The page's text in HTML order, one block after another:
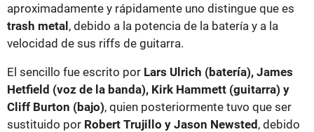
aproximadamente y rápidamente uno distingue que es
trash metal, debido a la potencia de la batería y a la
velocidad de sus riffs de guitarra.
El sencillo fue escrito por Lars Ulrich (batería), James
Hetfield (voz de la banda), Kirk Hammett (guitarra) y
Cliff Burton (bajo), quien posteriormente tuvo que ser
sustituido por Robert Trujillo y Jason Newsted, debido